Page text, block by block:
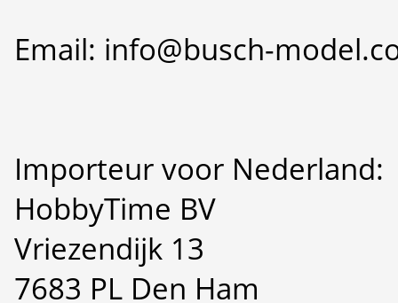
Email: info@busch-
Importeur voor Nederland:
HobbyTime BV
Vriezendijk 13
7683 PL Den Ham